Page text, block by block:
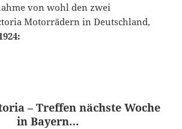
von wohl den zwei
Motorrädern in Deutschland,
– Treffen nächste Woche
in Bayern…